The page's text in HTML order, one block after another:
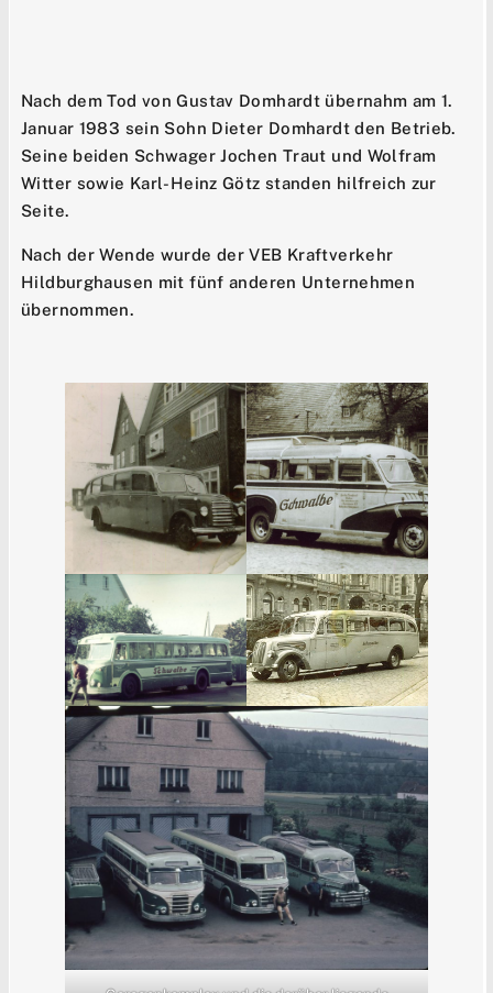
Nach dem Tod von Gustav Domhardt übernahm am 1.
Januar 1983 sein Sohn Dieter Domhardt den Betrieb.
Seine beiden Schwager Jochen Traut und Wolfram
Witter sowie Karl-Heinz Götz standen hilfreich zur
Seite.
Nach der Wende wurde der VEB Kraftverkehr
Hildburghausen mit fünf anderen Unternehmen
übernommen.